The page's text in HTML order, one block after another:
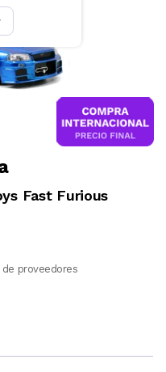
Fast Furious
proveedores